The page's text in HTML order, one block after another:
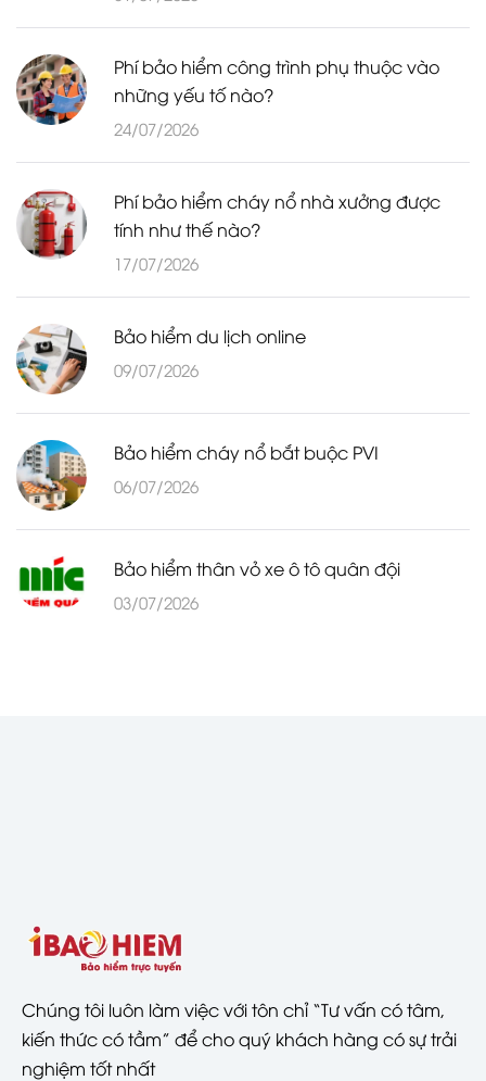
Phí bảo hiểm công trình phụ thuộc vào
những yếu tố nào?
24/07/2026
Phí bảo hiểm cháy nổ nhà xưởng được
tính như thế nào?
17/07/2026
Bảo hiểm du lịch online
09/07/2026
Bảo hiểm cháy nổ bắt buộc PVI
06/07/2026
Bảo hiểm thân vỏ xe ô tô quân đội
03/07/2026
Chúng tôi luôn làm việc với tôn chỉ “Tư vấn có tâm,
kiến thức có tầm” để cho quý khách hàng có sự trải
nghiệm tốt nhất